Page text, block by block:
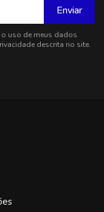
Enviar
uso de meus dados
descrita no site.